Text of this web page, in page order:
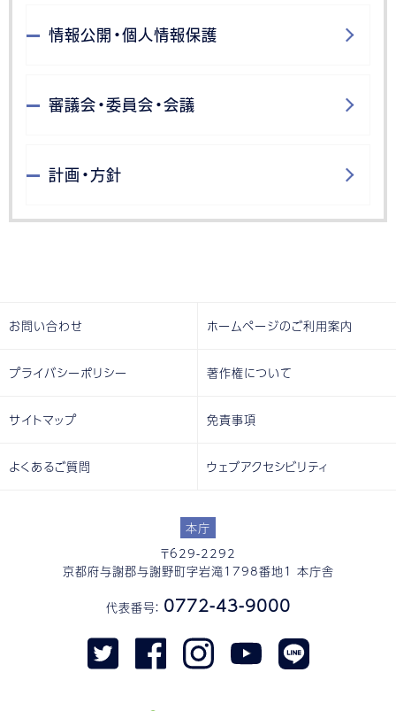
情報公開・個人情報保護
審議会・委員会・会議
計画・方針
本庁
〒629-2292
京都府与謝郡与謝野町字岩滝1798番地1 本庁舎
代表番号： 0772-43-9000
お問い合わせ ホームページのご利用案内
プライバシーポリシー 著作権について
サイトマップ 免責事項
よくあるご質問 ウェブアクセシビリティ